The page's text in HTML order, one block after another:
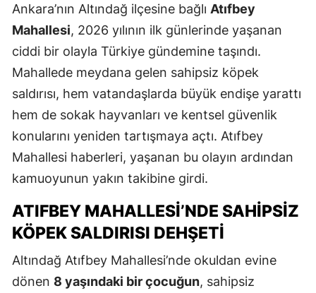
Ankara’nın Altındağ ilçesine bağlı Atıfbey
Mahallesi, 2026 yılının ilk günlerinde yaşanan
ciddi bir olayla Türkiye gündemine taşındı.
Mahallede meydana gelen sahipsiz köpek
saldırısı, hem vatandaşlarda büyük endişe yarattı
hem de sokak hayvanları ve kentsel güvenlik
konularını yeniden tartışmaya açtı. Atıfbey
Mahallesi haberleri, yaşanan bu olayın ardından
kamuoyunun yakın takibine girdi.
ATIFBEY MAHALLESI’NDE SAHIPSIZ
KÖPEK SALDIRISI DEHŞETI
Altındağ Atıfbey Mahallesi’nde okuldan evine
dönen 8 yaşındaki bir çocuğun, sahipsiz